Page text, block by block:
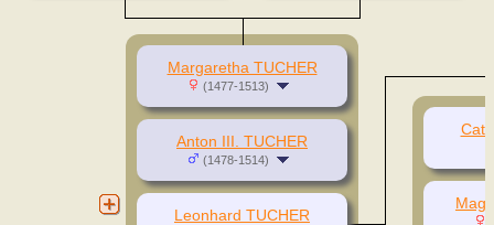
Margaretha TUCHER
(1477-1513)
Anton III. TUCHER
(1478-1514)
Leonhard TUCHER